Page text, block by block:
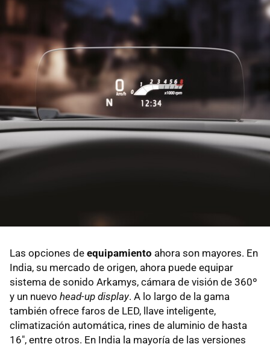
Las opciones de equipamiento ahora son mayores. En
India, su mercado de origen, ahora puede equipar
sistema de sonido Arkamys, cámara de visión de 360º
y un nuevo head-up display. A lo largo de la gama
también ofrece faros de LED, llave inteligente,
climatización automática, rines de aluminio de hasta
16", entre otros. En India la mayoría de las versiones